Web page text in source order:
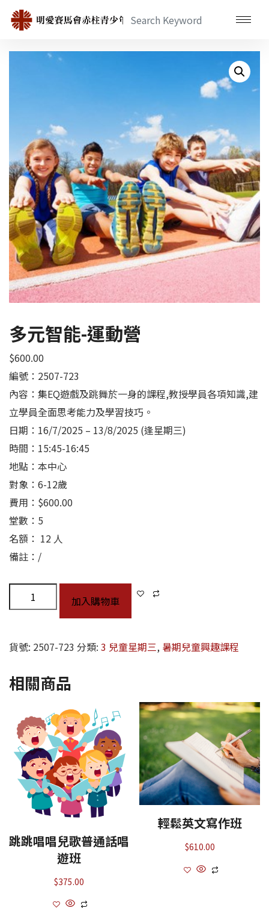
多元智能-運動營
$600.00
編號：2507-723
內容：集EQ遊戲及跳舞於一身的課程,教授學員各項知識,建
立學員全面思考能力及學習技巧。
日期：16/7/2025 – 13/8/2025 (逢星期三)
時間：15:45-16:45
地點：本中心
對象：6-12歲
費用：$600.00
堂數：5
名額： 12 人
備註：/
加入購物車
貨號: 2507-723 分類: 3 兒童星期三, 暑期兒童興趣課程
相關商品
跳跳唱唱兒歌普通話唱
遊班
$375.00
輕鬆英文寫作班
$610.00